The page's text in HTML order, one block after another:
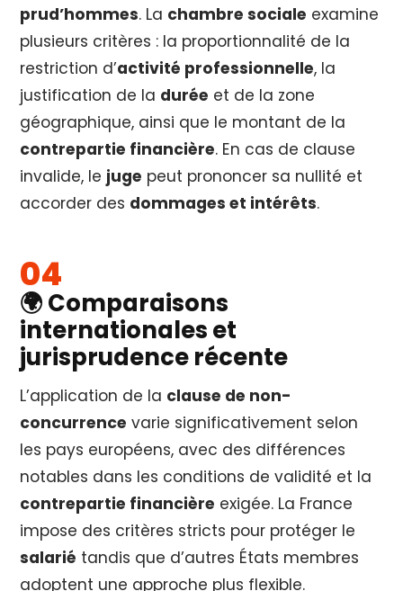
prud’hommes. La chambre sociale examine
plusieurs critères : la proportionnalité de la
restriction d’activité professionnelle, la
justification de la durée et de la zone
géographique, ainsi que le montant de la
contrepartie financière. En cas de clause
invalide, le juge peut prononcer sa nullité et
accorder des dommages et intérêts.
🌍 Comparaisons
internationales et
jurisprudence récente
L’application de la clause de non-
concurrence varie significativement selon
les pays européens, avec des différences
notables dans les conditions de validité et la
contrepartie financière exigée. La France
impose des critères stricts pour protéger le
salarié tandis que d’autres États membres
adoptent une approche plus flexible.